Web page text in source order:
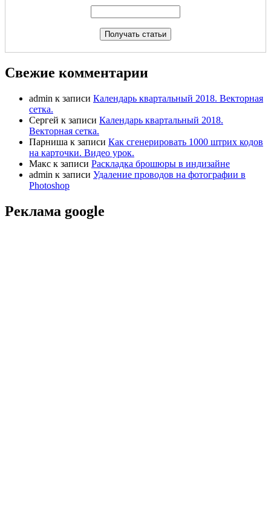
Свежие комментарии
admin к записи Календарь квартальный 2018. Векторная
сетка.
Сергей к записи Календарь квартальный 2018.
Векторная сетка.
Парниша к записи Как сгенерировать 1000 штрих кодов
на карточки. Видео урок.
Макс к записи Раскладка брошюры в индизайне
admin к записи Удаление проводов на фотографии в
Photoshop
Реклама google